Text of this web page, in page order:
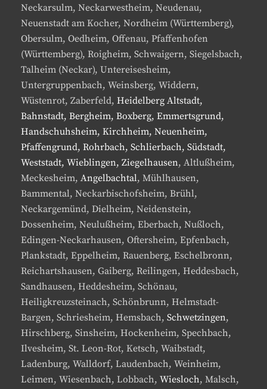
Neckarsulm, Neckarwestheim, Neudenau,
Neuenstadt am Kocher, Nordheim (Württemberg),
Obersulm, Oedheim, Offenau, Pfaffenhofen
(Württemberg), Roigheim, Schwaigern, Siegelsbach,
Talheim (Neckar), Untereisesheim,
Untergruppenbach, Weinsberg, Widdern,
Wüstenrot, Zaberfeld, Heidelberg Altstadt,
Bahnstadt, Bergheim, Boxberg, Emmertsgrund,
Handschuhsheim, Kirchheim, Neuenheim,
Pfaffengrund, Rohrbach, Schlierbach, Südstadt,
Weststadt, Wieblingen, Ziegelhausen, Altlußheim,
Meckesheim, Angelbachtal, Mühlhausen,
Bammental, Neckarbischofsheim, Brühl,
Neckargemünd, Dielheim, Neidenstein,
Dossenheim, Neulußheim, Eberbach, Nußloch,
Edingen-Neckarhausen, Oftersheim, Epfenbach,
Plankstadt, Eppelheim, Rauenberg, Eschelbronn,
Reichartshausen, Gaiberg, Reilingen, Heddesbach,
Sandhausen, Heddesheim, Schönau,
Heiligkreuzsteinach, Schönbrunn, Helmstadt-
Bargen, Schriesheim, Hemsbach, Schwetzingen,
Hirschberg, Sinsheim, Hockenheim, Spechbach,
Ilvesheim, St. Leon-Rot, Ketsch, Waibstadt,
Ladenburg, Walldorf, Laudenbach, Weinheim,
Leimen, Wiesenbach, Lobbach, Wiesloch, Malsch,